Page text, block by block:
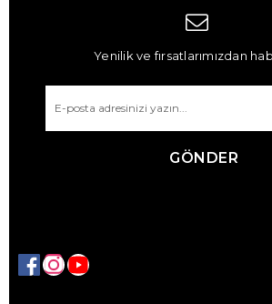
Yenilik ve fırsatlarımızdan
GÖNDER